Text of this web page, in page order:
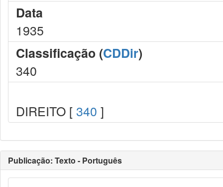
Data
1935
Classificação (CDDir)
340
DIREITO [ 340 ]
Publicação: Texto - Português